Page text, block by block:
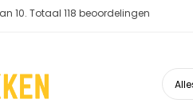
10. Totaal 118 beoordelingen